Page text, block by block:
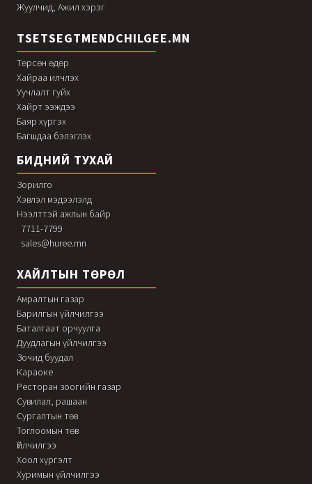
Жуулчид, Ажил хэрэг
TSETSEGTMENDCHILGEE.MN
Төрсөн өдөр
Хайраа илчлэх
Уучлалт гуйх
Хайрт ээждээ
Баяр хүргэх
Багшдаа бэлэглэх
БИДНИЙ ТУХАЙ
Зорилго
Хэвлэл мэдээлэлд
Нээлттэй ажлын байр
7711-7799
sales@huree.mn
ХАЙЛТЫН ТӨРӨЛ
Амралтын газар
Барилгын үйлчилгээ
Баталгаат орчуулга
Дуудлагын үйлчилгээ
Зочид буудал
Караоке
Ресторан зоогийн газар
Сувилал, рашаан
Сургалтын төв
Тоглоомын төв
Үйлчилгээ
Хоол хүргэлт
Хуримын үйлчилгээ